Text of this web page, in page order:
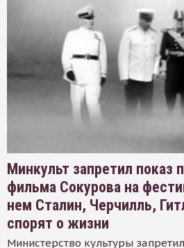
Минкульт запретил показ
фильма Сокурова на
нем Сталин, Черчилль,
спорят о жизни
Министерство культуры